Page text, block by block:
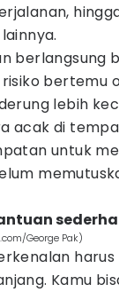
berlangsung
bertemu
lebih
acak di
untuk
George Pak)
Kamu